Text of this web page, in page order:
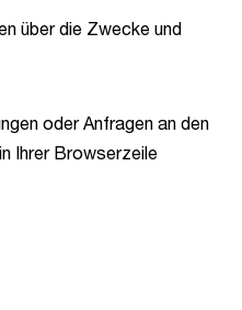
über die Zwecke und
oder Anfragen an den
Ihrer Browserzeile